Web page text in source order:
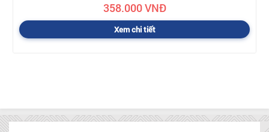
358.000 VNĐ
Xem chi tiết